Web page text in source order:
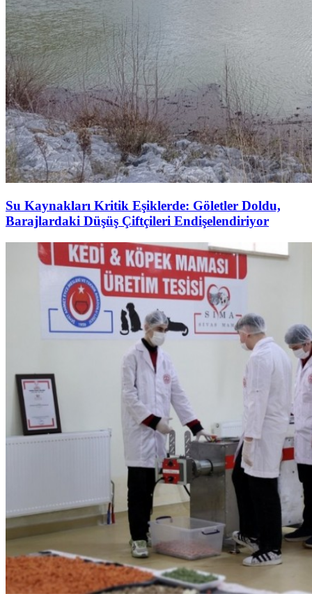
Su Kaynakları Kritik Eşiklerde: Göletler Doldu,
Barajlardaki Düşüş Çiftçileri Endişelendiriyor